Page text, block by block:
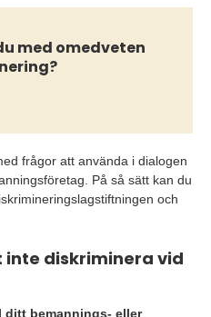
med omedveten
frågor att använda i dialogen
På så sätt kan du
och
diskriminera vid
ditt bemannings- eller